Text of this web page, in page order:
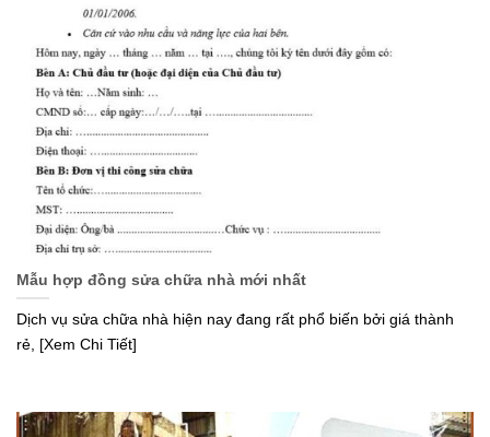
Mẫu hợp đồng sửa chữa nhà mới nhất
Dịch vụ sửa chữa nhà hiện nay đang rất phổ biến bởi giá thành
rẻ, [Xem Chi Tiết]